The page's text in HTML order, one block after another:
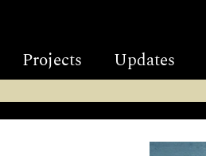
Projects Updates